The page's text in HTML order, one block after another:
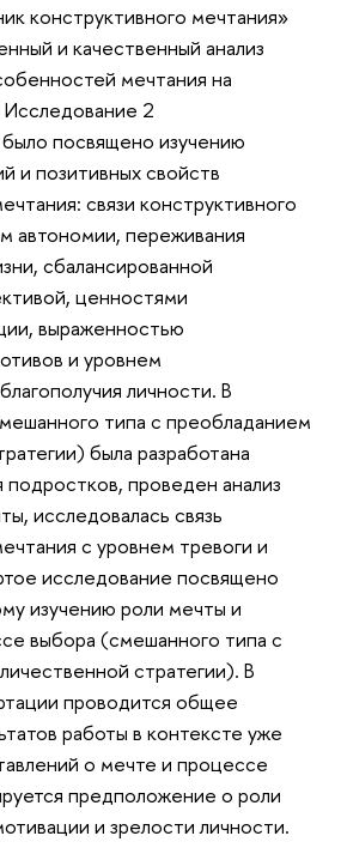
конструктивного мечтания»
и качественный анализ
мечтания на
2
посвящено изучению
и позитивных свойств
связи конструктивного
автономии, переживания
сбалансированной
ценностями
выраженностью
и уровнем
личности. В
типа с преобладанием
была разработана
проведен анализ
исследовалась связь
с уровнем тревоги и
исследование посвящено
изучению роли мечты и
выбора (смешанного типа с
стратегии). В
проводится общее
работы в контексте уже
о мечте и процессе
предположение о роли
и зрелости личности.